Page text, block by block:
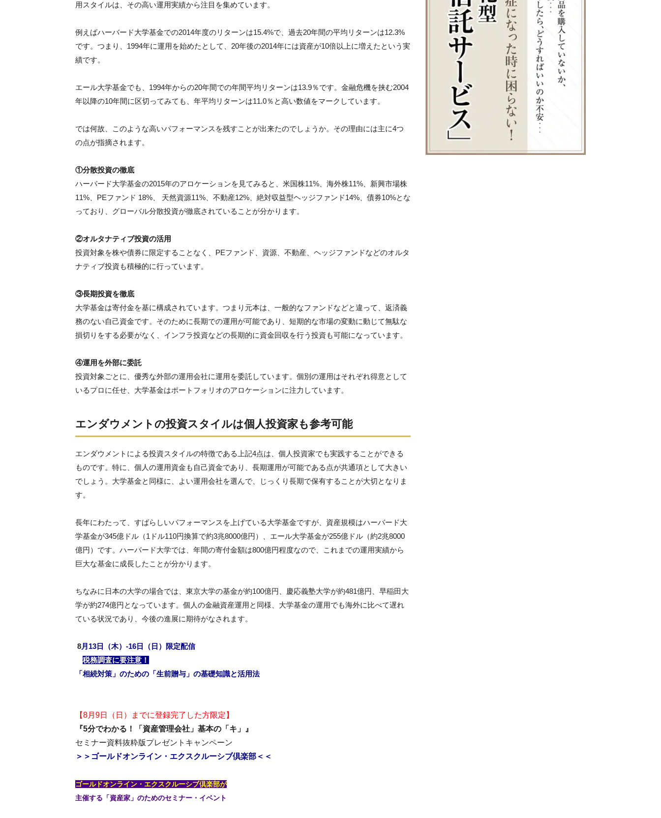
用スタイルは、その高い運用実績から注目を集めています。
例えばハーバード大学基金での2014年度のリターンは15.4%で、過去20年間の平均リターンは12.3%
です。つまり、1994年に運用を始めたとして、20年後の2014年には資産が10倍以上に増えたという実
績です。
エール大学基金でも、1994年からの20年間での年間平均リターンは13.9％です。金融危機を挟む2004
年以降の10年間に区切ってみても、年平均リターンは11.0％と高い数値をマークしています。
では何故、このような高いパフォーマンスを残すことが出来たのでしょうか。その理由には主に4つ
の点が指摘されます。
①分散投資の徹底
ハーバード大学基金の2015年のアロケーションを見てみると、米国株11%、海外株11%、新興市場株
11%、PEファンド 18%、 天然資源11%、不動産12%、絶対収益型ヘッジファンド14%、債券10%とな
っており、グローバル分散投資が徹底されていることが分かります。
②オルタナティブ投資の活用
投資対象を株や債券に限定することなく、PEファンド、資源、不動産、ヘッジファンドなどのオルタ
ナティブ投資も積極的に行っています。
③長期投資を徹底
大学基金は寄付金を基に構成されています。つまり元本は、一般的なファンドなどと違って、返済義
務のない自己資金です。そのために長期での運用が可能であり、短期的な市場の変動に動じて無駄な
損切りをする必要がなく、インフラ投資などの長期的に資金回収を行う投資も可能になっています。
④運用を外部に委託
投資対象ごとに、優秀な外部の運用会社に運用を委託しています。個別の運用はそれぞれ得意として
いるプロに任せ、大学基金はポートフォリオのアロケーションに注力しています。
エンダウメントの投資スタイルは個人投資家も参考可能
エンダウメントによる投資スタイルの特徴である上記4点は、個人投資家でも実践することができる
ものです。特に、個人の運用資金も自己資金であり、長期運用が可能である点が共通項として大きい
でしょう。大学基金と同様に、よい運用会社を選んで、じっくり長期で保有することが大切となりま
す。
長年にわたって、すばらしいパフォーマンスを上げている大学基金ですが、資産規模はハーバード大
学基金が345億ドル（1ドル110円換算で約3兆8000億円）、エール大学基金が255億ドル（約2兆8000
億円）です。ハーバード大学では、年間の寄付金額は800億円程度なので、これまでの運用実績から
巨大な基金に成長したことが分かります。
ちなみに日本の大学の場合では、東京大学の基金が約100億円、慶応義塾大学が約481億円、早稲田大
学が約274億円となっています。個人の金融資産運用と同様、大学基金の運用でも海外に比べて遅れ
ている状況であり、今後の進展に期待がなされます。
8月13日（木）-16日（日）限定配信
税務調査に要注意！
「相続対策」のための「生前贈与」の基礎知識と活用法
【8月9日（日）までに登録完了した方限定】
『5分でわかる！「資産管理会社」基本の「キ」』
セミナー資料抜粋版プレゼントキャンペーン
＞＞ゴールドオンライン・エクスクルーシブ倶楽部＜＜
ゴールドオンライン・エクスクルーシブ倶楽部が
主催する「資産家」のためのセミナー・イベント